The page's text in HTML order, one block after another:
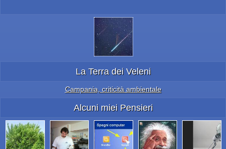
La Terra dei Veleni
Campania, criticità ambientale
Alcuni miei Pensieri